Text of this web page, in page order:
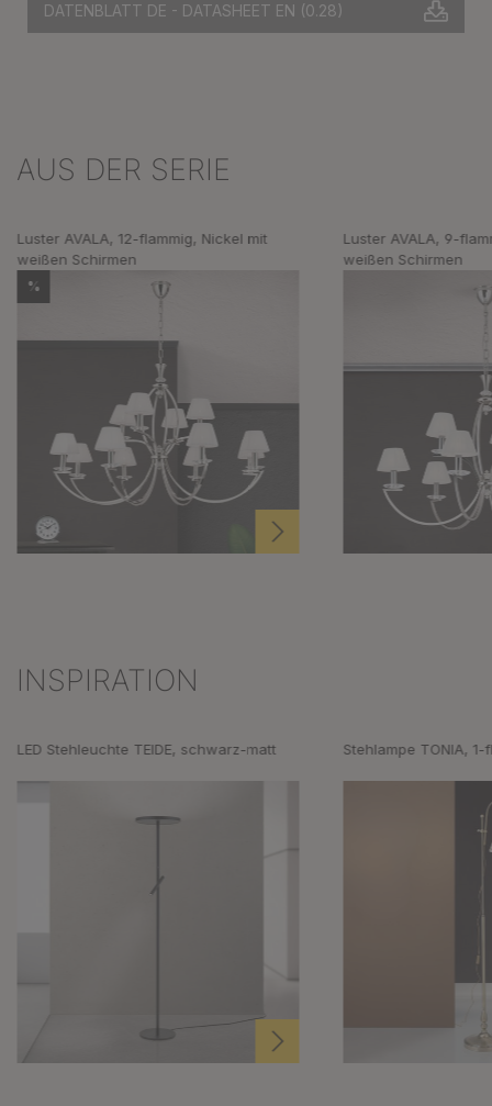
DATENBLATT DE - DATASHEET EN (0.28)
Produktgalerie überspringen
AUS DER SERIE
Luster AVALA, 12-flammig, Nickel mit
weißen Schirmen
%
Luster AVALA, 9-
weißen Schirmen
Produktgalerie überspringen
INSPIRATION
LED Stehleuchte TEIDE, schwarz-matt Stehlampe TONIA, 1-